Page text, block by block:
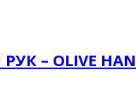
– OLIVE